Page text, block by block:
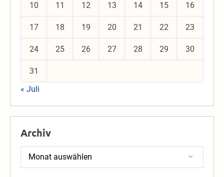
10 11 12 13 14 15 16
17 18 19 20 21 22 23
24 25 26 27 28 29 30
31
« Juli
Archiv
Archiv